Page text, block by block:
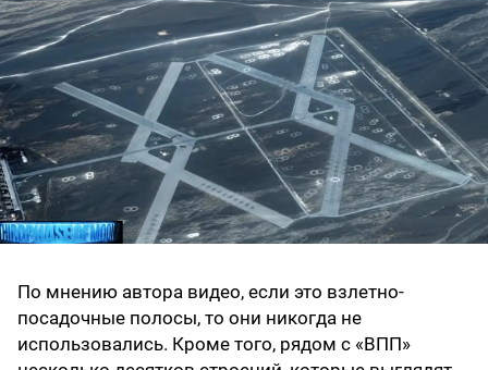
По мнению автора видео, если это взлетно-
посадочные полосы, то они никогда не
использовались. Кроме того, рядом с «ВПП»